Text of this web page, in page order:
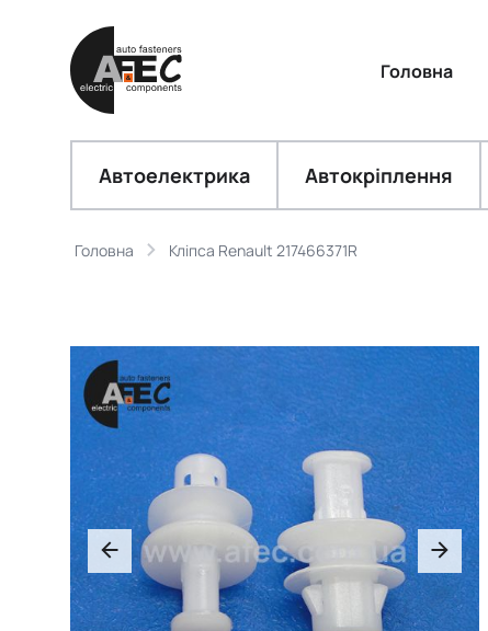
Головна
Автоелектрика Автокріплення
Головна Кліпса Renault 217466371R